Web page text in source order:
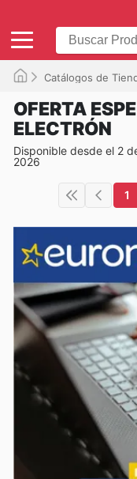
Catálogos de
OFERTA
ELECTRÓN
Disponible desde el 2
2026
1